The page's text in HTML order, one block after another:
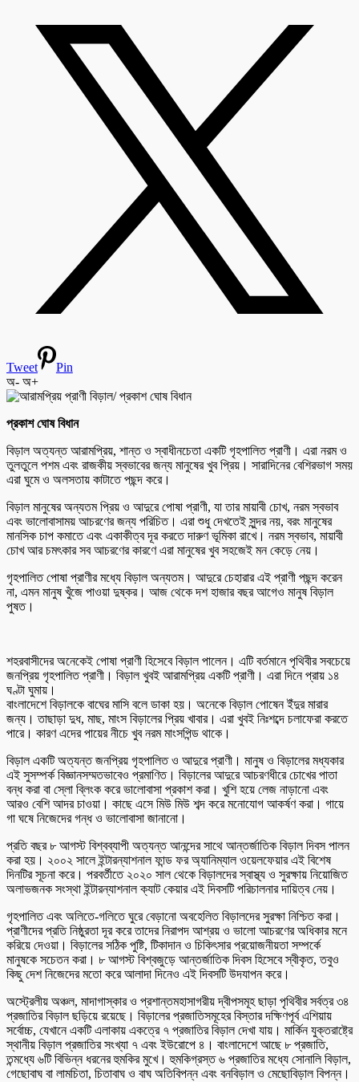
Tweet
Pin
অ- অ+
প্রকাশ ঘোষ বিধান
বিড়াল অত্যন্ত আরামপ্রিয়, শান্ত ও স্বাধীনচেতা একটি গৃহপালিত প্রাণী। এরা নরম ও
তুলতুলে পশম এবং রাজকীয় স্বভাবের জন্য মানুষের খুব প্রিয়। সারাদিনের বেশিরভাগ সময়
এরা ঘুমে ও অলসতায় কাটাতে পছন্দ করে।
বিড়াল মানুষের অন্যতম প্রিয় ও আদুরে পোষা প্রাণী, যা তার মায়াবী চোখ, নরম স্বভাব
এবং ভালোবাসাময় আচরণের জন্য পরিচিত। এরা শুধু দেখতেই সুন্দর নয়, বরং মানুষের
মানসিক চাপ কমাতে এবং একাকীত্ব দূর করতে দারুণ ভূমিকা রাখে। নরম স্বভাব, মায়াবী
চোখ আর চমৎকার সব আচরণের কারণে এরা মানুষের খুব সহজেই মন কেড়ে নেয়।
গৃহপালিত পোষা প্রাণীর মধ্যে বিড়াল অন্যতম। আদুরে চেহারার এই প্রাণী পছন্দ করেন
না, এমন মানুষ খুঁজে পাওয়া দুষ্কর। আজ থেকে দশ হাজার বছর আগেও মানুষ বিড়াল
পুষত।
শহরবাসীদের অনেকেই পোষা প্রাণী হিসেবে বিড়াল পালেন। এটি বর্তমানে পৃথিবীর সবচেয়ে
জনপ্রিয় গৃহপালিত প্রাণী। বিড়াল খুবই আরামপ্রিয় একটি প্রাণী। এরা দিনে প্রায় ১৪
ঘণ্টা ঘুমায়।
বাংলাদেশে বিড়ালকে বাঘের মাসি বলে ডাকা হয়। অনেকে বিড়াল পোষেন ইঁদুর মারার
জন্য। তাছাড়া দুধ, মাছ, মাংস বিড়ালের প্রিয় খাবার। এরা খুবই নিঃশব্দে চলাফেরা করতে
পারে। কারণ এদের পায়ের নীচে খুব নরম মাংসপিন্ড থাকে।
বিড়াল একটি অত্যন্ত জনপ্রিয় গৃহপালিত ও আদুরে প্রাণী। মানুষ ও বিড়ালের মধ্যকার
এই সুসম্পর্ক বিজ্ঞানসম্মতভাবেও প্রমাণিত। বিড়ালের আদুরে আচরণধীরে চোখের পাতা
বন্ধ করা বা স্লো ব্লিংক করে ভালোবাসা প্রকাশ করা। খুশি হয়ে লেজ নাড়ানো এবং
আরও বেশি আদর চাওয়া। কাছে এসে মিউ মিউ শব্দ করে মনোযোগ আকর্ষণ করা। গায়ে
গা ঘষে নিজেদের গন্ধ ও ভালোবাসা জানানো।
প্রতি বছর ৮ আগস্ট বিশ্বব্যাপী অত্যন্ত আনন্দের সাথে আন্তর্জাতিক বিড়াল দিবস পালন
করা হয়। ২০০২ সালে ইন্টারন্যাশনাল ফান্ড ফর অ্যানিম্যাল ওয়েলফেয়ার এই বিশেষ
দিনটির সূচনা করে। পরবর্তীতে ২০২০ সাল থেকে বিড়ালদের স্বাস্থ্য ও সুরক্ষায় নিয়োজিত
অলাভজনক সংস্থা ইন্টারন্যাশনাল ক্যাট কেয়ার এই দিবসটি পরিচালনার দায়িত্ব নেয়।
গৃহপালিত এবং অলিতে-গলিতে ঘুরে বেড়ানো অবহেলিত বিড়ালদের সুরক্ষা নিশ্চিত করা।
প্রাণীদের প্রতি নিষ্ঠুরতা দূর করে তাদের নিরাপদ আশ্রয় ও ভালো আচরণের অধিকার মনে
করিয়ে দেওয়া। বিড়ালের সঠিক পুষ্টি, টিকাদান ও চিকিৎসার প্রয়োজনীয়তা সম্পর্কে
মানুষকে সচেতন করা। ৮ আগস্ট বিশ্বজুড়ে আন্তর্জাতিক দিবস হিসেবে স্বীকৃত, তবুও
কিছু দেশ নিজেদের মতো করে আলাদা দিনেও এই দিবসটি উদযাপন করে।
অস্ট্রেলীয় অঞ্চল, মাদাগাস্কার ও প্রশান্তমহাসাগরীয় দ্বীপসমূহ ছাড়া পৃথিবীর সর্বত্র ৩৪
প্রজাতির বিড়াল ছড়িয়ে রয়েছে। বিড়ালের প্রজাতিসমূহের বিস্তার দক্ষিণপূর্ব এশিয়ায়
সর্বোচ্চ, যেখানে একটি এলাকায় একত্রে ৭ প্রজাতির বিড়াল দেখা যায়। মার্কিন যুক্তরাষ্ট্রে
স্থানীয় বিড়াল প্রজাতির সংখ্যা ৭ এবং ইউরোপে ৪। বাংলাদেশে আছে ৮ প্রজাতি,
তন্মধ্যে ৬টি বিভিন্ন ধরনের হুমকির মুখে। হুমকিগ্রস্ত ৬ প্রজাতির মধ্যে সোনালি বিড়াল,
গেছোবাঘ বা লামচিতা, চিতাবাঘ ও বাঘ অতিবিপন্ন এবং বনবিড়াল ও মেছোবিড়াল বিপন্ন।